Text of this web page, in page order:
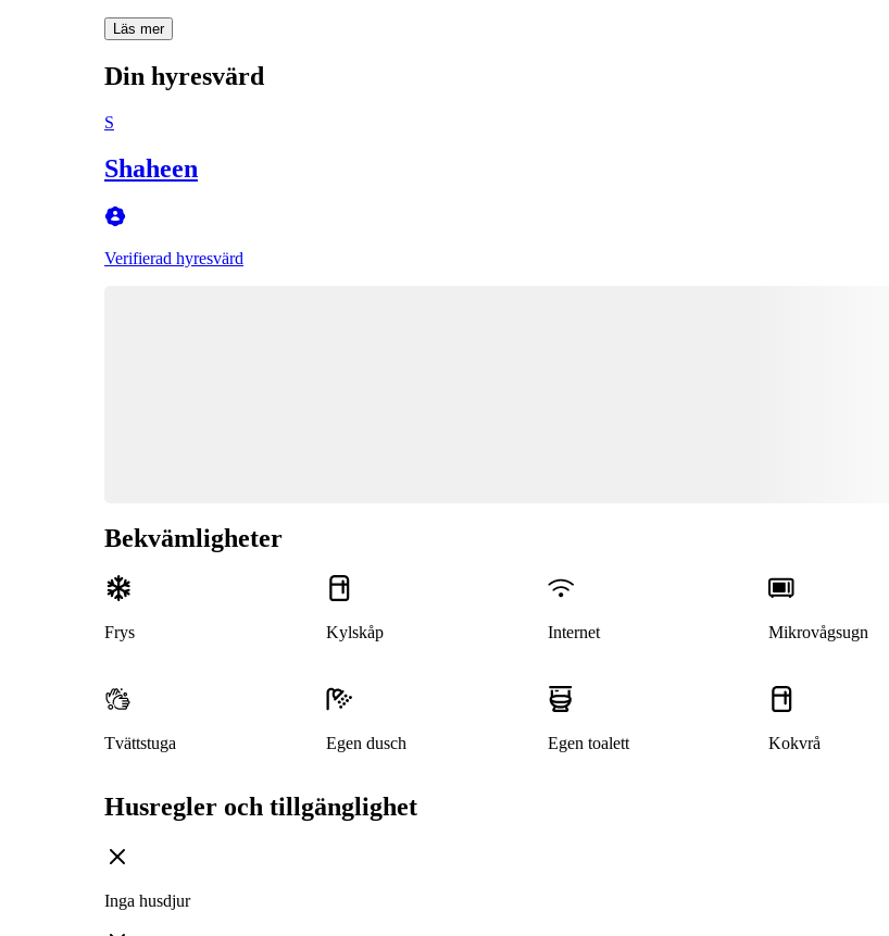
Läs mer
Din hyresvärd
S
Shaheen
Verifierad hyresvärd
Bekvämligheter
Frys Kylskåp Internet Mikrovågsugn
Tvättstuga Egen dusch Egen toalett Kokvrå
Husregler och tillgänglighet
Inga husdjur